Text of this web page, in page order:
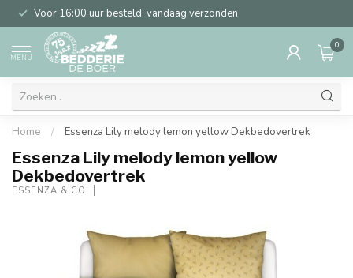
Voor 16:00 uur besteld, vandaag verzonden
MENU
0
Home / Essenza Lily melody lemon yellow Dekbedovertrek
Essenza Lily melody lemon yellow
Dekbedovertrek
ESSENZA & CO